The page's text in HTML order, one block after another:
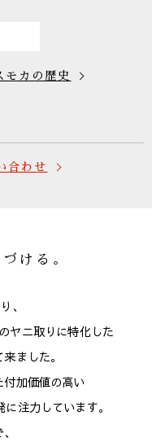
モカの歴史
合わせ
ける。
、
ヤニ取りに特化した
ました。
加価値の高い
注力しています。